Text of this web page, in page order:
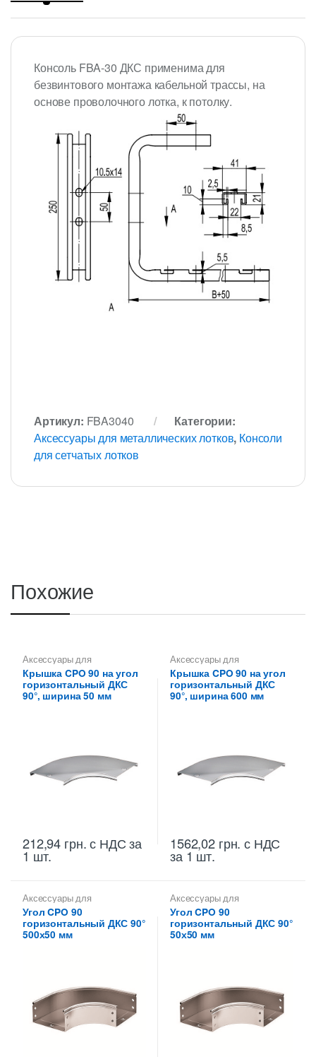
Консоль FBA-30 ДКС применима для
безвинтового монтажа кабельной трассы, на
основе проволочного лотка, к потолку.
Артикул: FBA3040
Категории:
Аксессуары для металлических лотков, Консоли
для сетчатых лотков
Похожие
Аксессуары для
металлических лотков
Крышки на повороты,
ответвители
Крышка CPO 90 на угол
горизонтальный ДКС
90°, ширина 50 мм
212,94 грн.с НДС за
1 шт.
Аксессуары для
металлических лотков
Крышки на повороты,
ответвители
Крышка CPO 90 на угол
горизонтальный ДКС
90°, ширина 600 мм
1562,02 грн. с НДС
за 1 шт.
Аксессуары для
металлических лотков
для цельных,
перфорированных лотков
Угол CPO 90
горизонтальный ДКС 90°
500х50 мм
Аксессуары для
металлических лотков
для цельных,
перфорированных лотков
Угол CPO 90
горизонтальный ДКС 90°
50х50 мм